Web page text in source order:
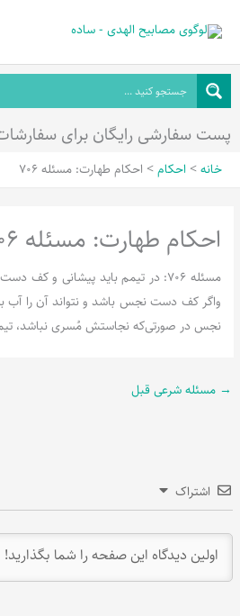
محتوا
پست سفارشی رایگان برای سفارشات بالای
خانه احکام احکام طهارت: مسئله 706
احکام طهارت: مسئله 706
مسئله 706: در تیمم باید پیشانی
واگر کف دست نجس باشد و نتواند آن را
نجس در صورتی‌که نجاستش مُسری نباشد،
→ مسئله شرعی قبل
اشتراک